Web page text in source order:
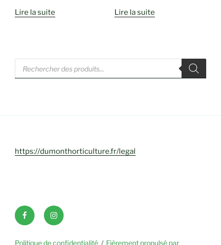
Lire la suite
Lire la suite
Recherche
produits
https://dumonthorticulture.fr/legal
FacebookINSTAGRAM
Politique de confidentialité Fièrement propulsé par